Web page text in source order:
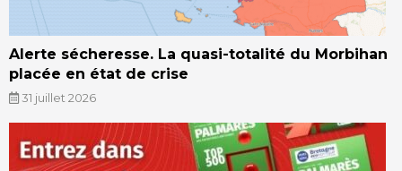
Alerte sécheresse. La quasi-totalité du Morbihan
placée en état de crise
31 juillet 2026